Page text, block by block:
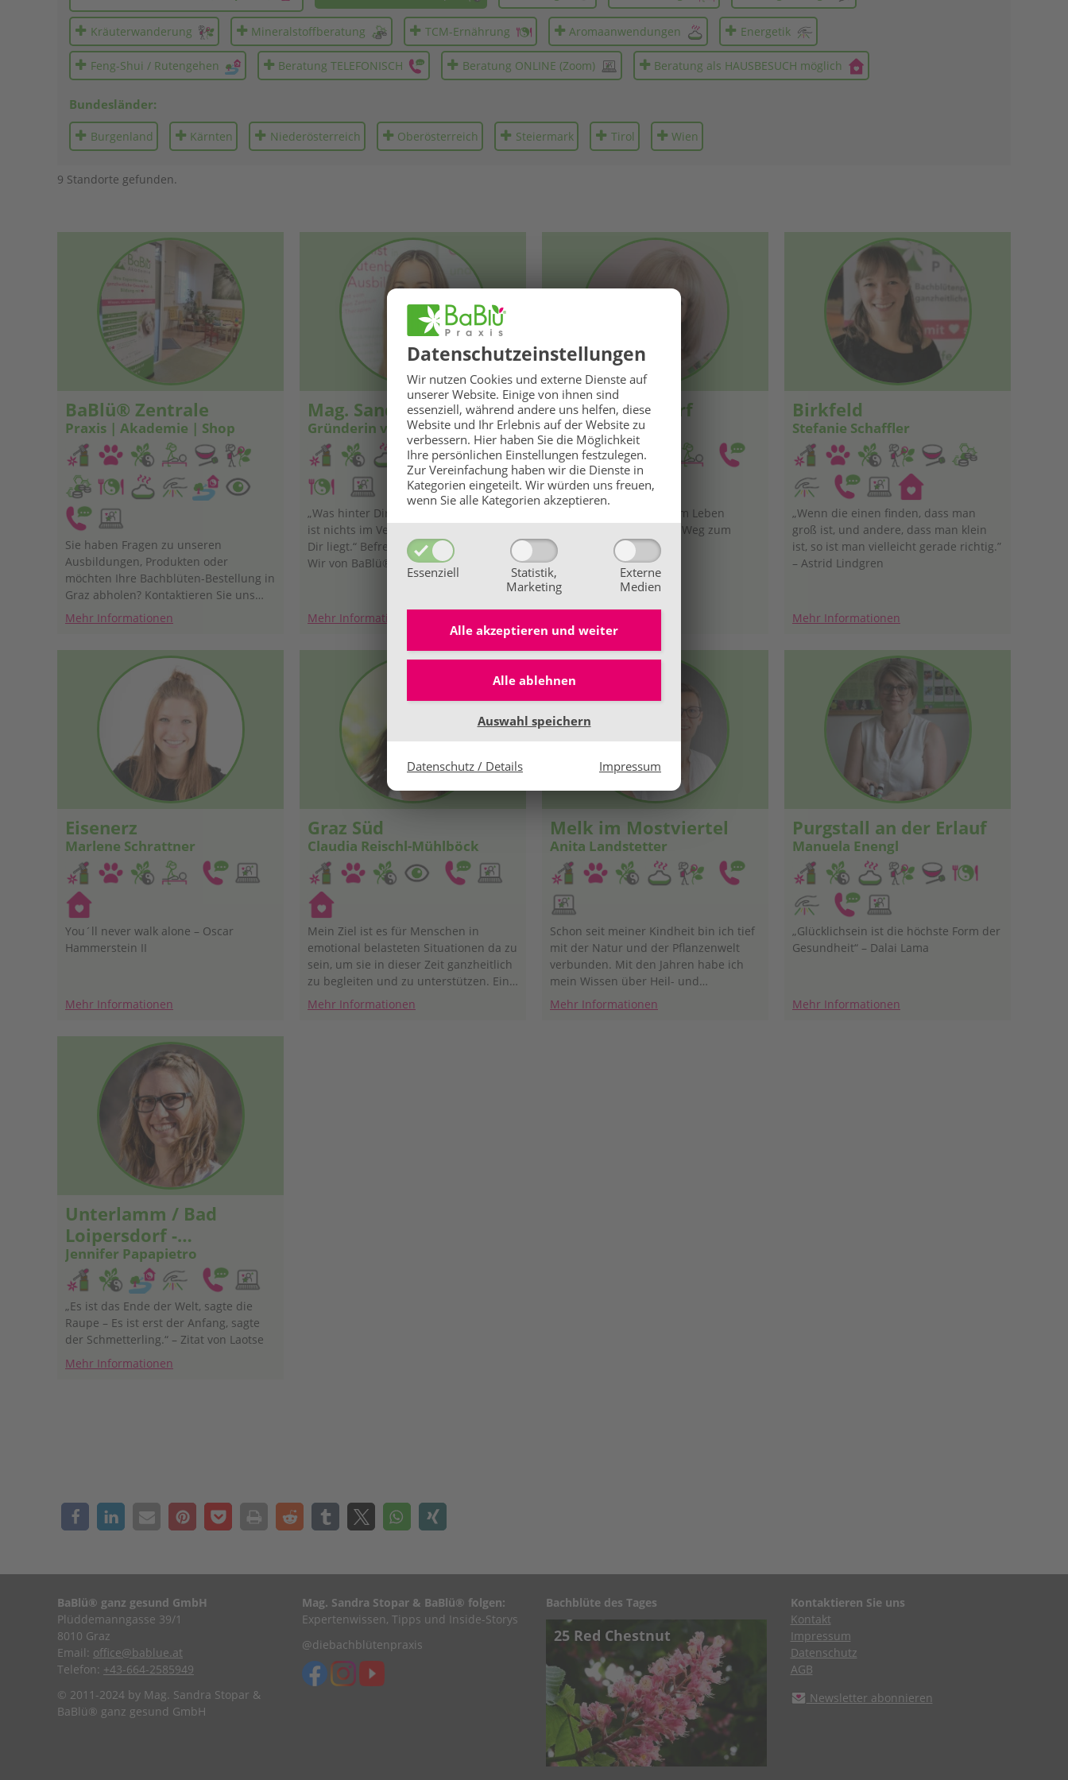
Datenschutz­einstellungen
Wir nutzen Cookies und externe Dienste auf
unserer Website. Einige von ihnen sind
essenziell, während andere uns helfen, diese
Website und Ihr Erlebnis auf der Website zu
verbessern. Hier haben Sie die Möglichkeit
Ihre persönlichen Einstellungen festzulegen.
Zur Vereinfachung haben wir die Dienste in
Kategorien eingeteilt. Wir würden uns freuen,
wenn Sie alle Kategorien akzeptieren.
Essenziell
Statistik,
Marketing
Externe
Medien
Alle akzeptieren und weiter
Alle ablehnen
Auswahl speichern
Datenschutz / Details Impressum
Kräuterwanderung Mineralstoffberatung TCM-Ernährung Aromaanwendungen Energetik
Feng-Shui / Rutengehen Beratung TELEFONISCH Beratung ONLINE (Zoom) Beratung als HAUSBESUCH möglich
Bundesländer:
Burgen­land Kärnten Nieder­österreich Ober­österreich Steier­mark Tirol Wien
9 Standorte gefunden.
BaBlü® Zentrale
Praxis | Akademie | Shop
Sie haben Fragen zu unseren
Ausbildungen, Produkten oder
möchten Ihre Bachblüten-Bestellung in
Graz abholen? Kontaktieren Sie uns
hier!
Mehr Informationen
Mag. Sandra Stopar
Gründerin von BaBlü®
„Was hinter Dir liegt oder vor Dir liegt,
ist nichts im Vergleich zu dem, was IN
Dir liegt.“ Befreie & lebe dein Potenzial!
Wir von BaBlü® begleiten dich! 💖
Mehr Informationen
Bad Waltersdorf
Bianca Kogler
„Wer die kleinen Dinge im Leben
schätzt, hat den wahren Weg zum
Glück gefunden.“
Birkfeld
Stefanie Schaffler
„Wenn die einen finden, dass man
groß ist, und andere, dass man klein
ist, so ist man vielleicht gerade richtig.”
– Astrid Lindgren
Mehr Informationen
Eisenerz
Marlene Schrattner
You´ll never walk alone – Oscar
Hammerstein II
Mehr Informationen
Graz Süd
Claudia Reischl-Mühlböck
Mein Ziel ist es für Menschen in
emotional belasteten Situationen da zu
sein, um sie in dieser Zeit ganzheitlich
zu begleiten und zu unterstützen. Eine
große Hilfe sind hierbei Bachblüten,
die nach einem ausführlichen
Mehr Informationen
Melk im Mostviertel
Anita Landstetter
Schon seit meiner Kindheit bin ich tief
mit der Natur und der Pflanzenwelt
verbunden. Mit den Jahren habe ich
mein Wissen über Heil- und
Wildpflanzen weiter vertieft und bin
dabei auch in die Welt der Bachblüten
Mehr Informationen
Purgstall an der Erlauf
Manuela Enengl
„Glücklichsein ist die höchste Form der
Gesundheit“ – Dalai Lama
Mehr Informationen
Unterlamm / Bad
Loipersdorf -
Südoststeiermark
Jennifer Papapietro
„Es ist das Ende der Welt, sagte die
Raupe – Es ist erst der Anfang, sagte
der Schmetterling.“ – Zitat von Laotse
Mehr Informationen
BaBlü® ganz gesund GmbH
Plüddemanngasse 39/1
8010 Graz
Email: office@bablue.at
Telefon: +43-664-2585949
© 2011-2024 by Mag. Sandra Stopar &
BaBlü® ganz gesund GmbH
Mag. Sandra Stopar & BaBlü® folgen:
Expertenwissen, Tipps und Inside-Storys
@diebachblütenpraxis
Bachblüte des Tages
25 Red Chestnut
Kontaktieren Sie uns
Kontakt
Impressum
Datenschutz
AGB
Newsletter abonnieren